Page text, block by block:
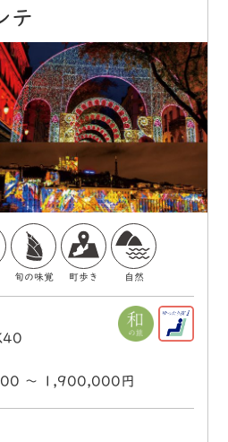
テ
旬の味覚 町歩き 自然
〜 1,900,000円